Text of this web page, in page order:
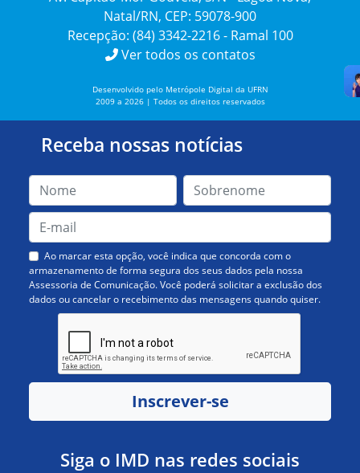
Natal/RN, CEP: 59078-900
Recepção: (84) 3342-2216 - Ramal 100
Ver todos os contatos
Desenvolvido pelo Metrópole Digital da UFRN
2009 a 2026 | Todos os direitos reservados
Receba nossas notícias
Ao marcar esta opção, você indica que concorda com o
armazenamento de forma segura dos seus dados pela nossa
Assessoria de Comunicação. Você poderá solicitar a exclusão dos
dados ou cancelar o recebimento das mensagens quando quiser.
Inscrever-se
Siga o IMD nas redes sociais